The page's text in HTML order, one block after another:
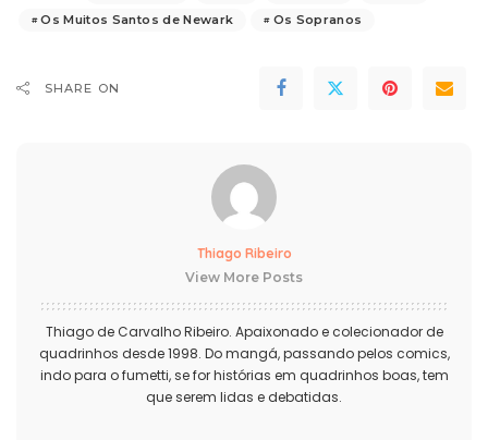
Os Muitos Santos de Newark
Os Sopranos
SHARE ON
Thiago Ribeiro
View More Posts
Thiago de Carvalho Ribeiro. Apaixonado e colecionador de
quadrinhos desde 1998. Do mangá, passando pelos comics,
indo para o fumetti, se for histórias em quadrinhos boas, tem
que serem lidas e debatidas.